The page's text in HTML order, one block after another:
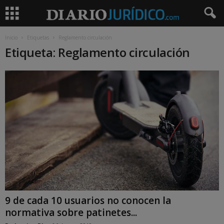
Inicio Etiquetas Reglamento circulación
Etiqueta: Reglamento circulación
9 de cada 10 usuarios no conocen la
normativa sobre patinetes...